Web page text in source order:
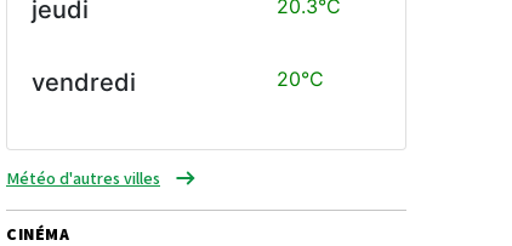
jeudi 20.3°C
vendredi 20°C
Météo d'autres villes
CINÉMA